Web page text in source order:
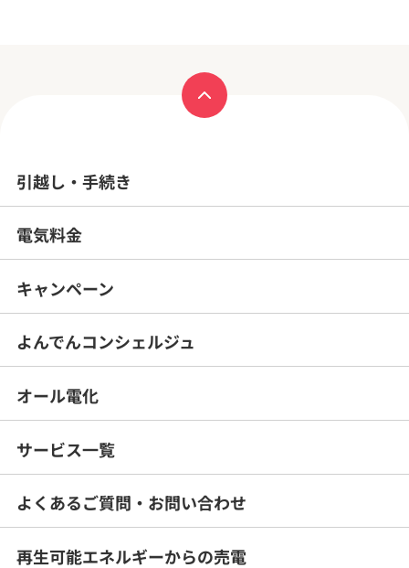
引越し・手続き
電気料金
キャンペーン
よんでんコンシェルジュ
オール電化
サービス一覧
よくあるご質問・ お問い合わせ
再生可能エネルギーからの売電